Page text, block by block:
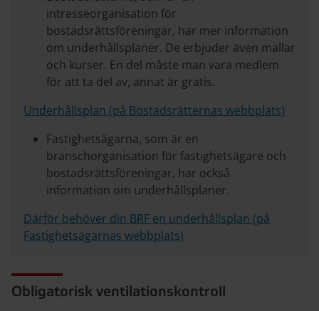
intresseorganisation för
bostadsrättsföreningar, har mer information
om underhållsplaner. De erbjuder även mallar
och kurser. En del måste man vara medlem
för att ta del av, annat är gratis.
Underhållsplan (på Bostadsrätternas webbplats)
Fastighetsägarna, som är en
branschorganisation för fastighetsägare och
bostadsrättsföreningar, har också
information om underhållsplaner.
Därför behöver din BRF en underhållsplan (på
Fastighetsägarnas webbplats)
Obligatorisk ventilationskontroll